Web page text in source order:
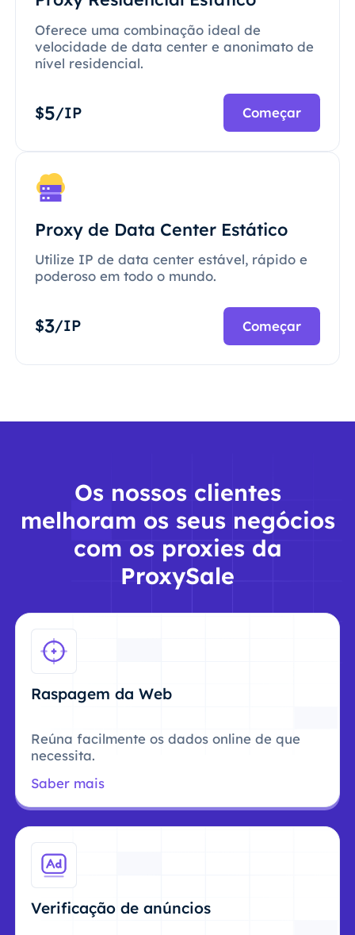
Oferece uma combinação ideal de
velocidade de data center e anonimato de
nível residencial.
$5/IP Começar
Proxy de Data Center Estático
Utilize IP de data center estável, rápido e
poderoso em todo o mundo.
$3/IP Começar
Os nossos clientes
melhoram os seus negócios
com os proxies da
ProxySale
Raspagem da Web
Reúna facilmente os dados online de que
necessita.
Saber mais
Verificação de anúncios